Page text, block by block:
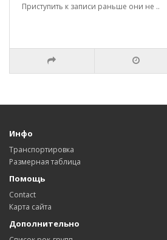
Приступить к записи раньше они не ..
Инфо
Транспортировка
Размерная таблица
Помощь
Contact
Карта сайта
Дополнительно